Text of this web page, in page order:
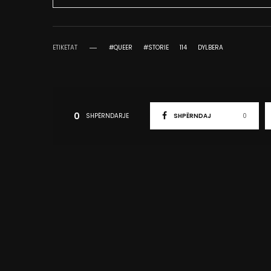
ETIKETAT #QUEER #STORIE 114 DYLBERA
0 SHPËRNDARJE SHPËRNDAJ 0